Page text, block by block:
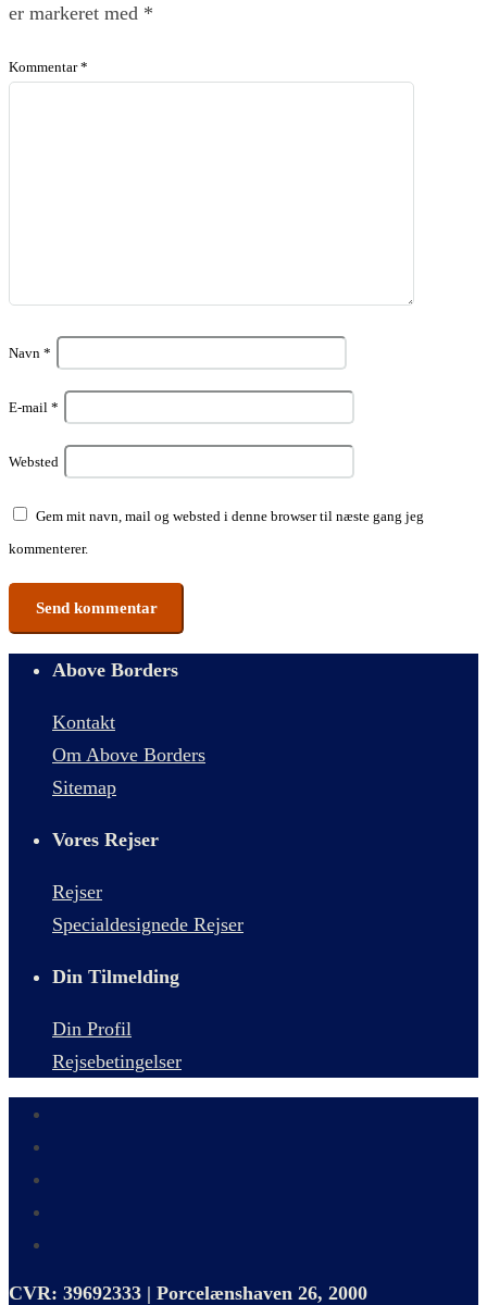
er markeret med *
Kommentar*
Navn *
E-mail *
Websted
Gem mit navn, mail og websted i denne browser til næste gang jeg
kommenterer.
Above Borders
Kontakt
Om Above Borders
Sitemap
Vores Rejser
Rejser
Specialdesignede Rejser
Din Tilmelding
Din Profil
Rejsebetingelser
CVR: 39692333 | Porcelænshaven 26, 2000